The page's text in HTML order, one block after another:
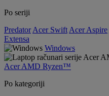
Po seriji
Predator Acer Swift Acer Aspire
Extensa
Windows
Acer AMD Ryzen™
Po kategoriji